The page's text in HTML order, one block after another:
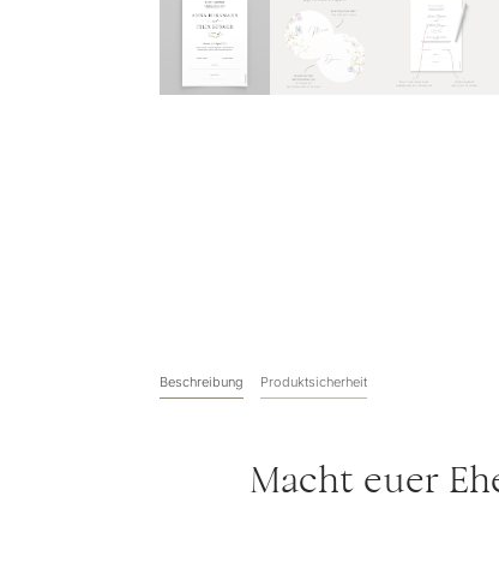
Beschreibung Produktsicherheit
Macht euer